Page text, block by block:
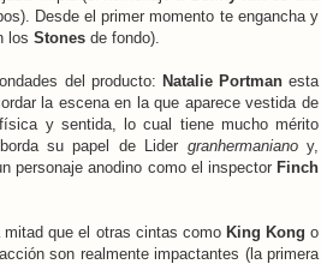
Desde el primer momento te engancha y
los Stones de fondo).
del producto: Natalie Portmanesta
la escena en la que aparece vestida de
y sentida, lo cual tiene mucho mérito
su papel de Lider granhermanianoy,
personaje anodino como el inspector Finch
que el otras cintas como King Kong o
son realmente impactantes (la primera